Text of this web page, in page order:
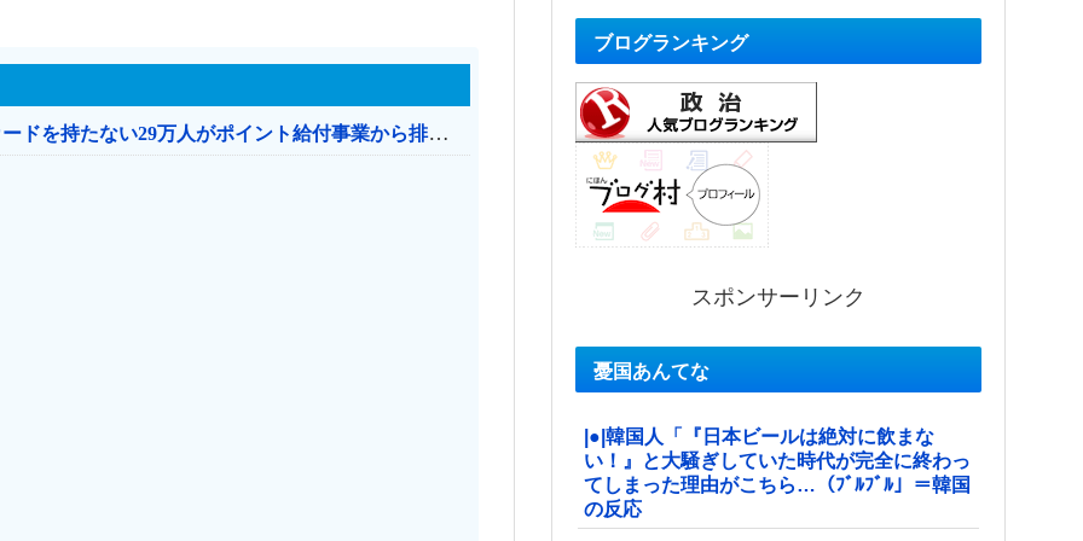
共産党「これは酷い…京都市でマイナンバーカードを持たない29万人がポイント給付事業から排除された」
ブログランキング
スポンサーリンク
憂国あんてな
|●|韓国人「『日本ビールは絶対に飲まな
い！』と大騒ぎしていた時代が完全に終わっ
てしまった理由がこちら…（ﾌﾞﾙﾌﾞﾙ」＝韓国
の反応